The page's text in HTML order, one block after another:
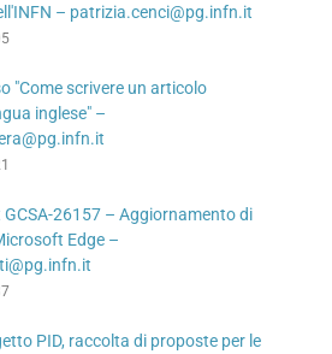
– patrizia.cenci@pg.infn.it
"Come scrivere un articolo
inglese" –
GCSA-26157 – Aggiornamento di
Edge –
PID, raccolta di proposte per le